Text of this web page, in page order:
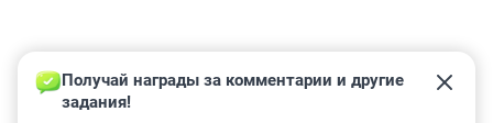
Получай награды за комментарии и другие
задания!